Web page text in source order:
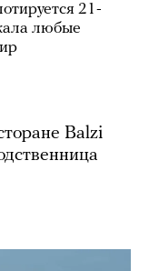
21-
любые
Balzi